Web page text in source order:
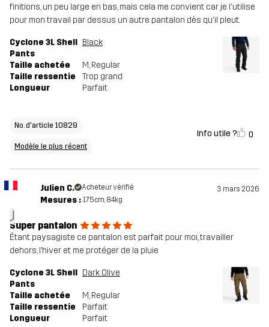
finitions, un peu large en bas, mais cela me convient car je l'utilise
pour mon travail par dessus un autre pantalon dès qu'il pleut.
Cyclone 3L Shell
Pants
Black
Taille achetée M, Regular
Taille ressentie
Trop grand
Longueur
Parfait
No. d'article 10829
Modèle le plus récent
Info utile ? 0
J
Julien C. Acheteur vérifié 3 mars 2026
Mesures : 175cm, 84kg
Super pantalon
Étant paysagiste ce pantalon est parfait pour moi, travailler
dehors, l’hiver et me protéger de la pluie
Cyclone 3L Shell
Pants
Dark Olive
Taille achetée M, Regular
Taille ressentie
Parfait
Longueur
Parfait